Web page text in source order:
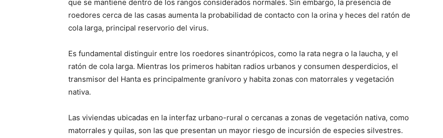
que se mantiene dentro de los rangos considerados normales. Sin embargo, la presencia de
roedores cerca de las casas aumenta la probabilidad de contacto con la orina y heces del ratón de
cola larga, principal reservorio del virus.
Es fundamental distinguir entre los roedores sinantrópicos, como la rata negra o la laucha, y el
ratón de cola larga. Mientras los primeros habitan radios urbanos y consumen desperdicios, el
transmisor del Hanta es principalmente granívoro y habita zonas con matorrales y vegetación
nativa.
Las viviendas ubicadas en la interfaz urbano-rural o cercanas a zonas de vegetación nativa, como
matorrales y quilas, son las que presentan un mayor riesgo de incursión de especies silvestres.